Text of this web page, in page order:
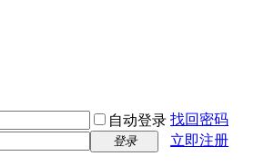
自动登录 找回密码
登录 立即注册